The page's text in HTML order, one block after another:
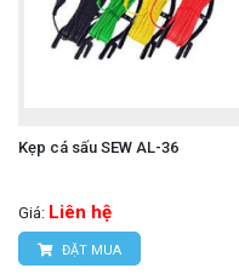
Kẹp cá sấu SEW AL-36
Giá: Liên hệ
ĐẶT MUA